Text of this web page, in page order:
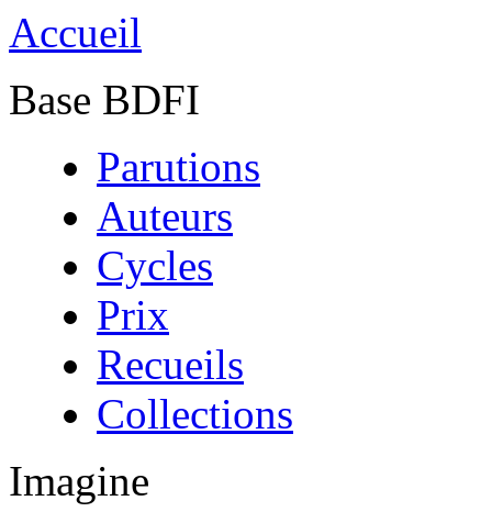
Accueil
Base BDFI
Parutions
Auteurs
Cycles
Prix
Recueils
Collections
Imagine